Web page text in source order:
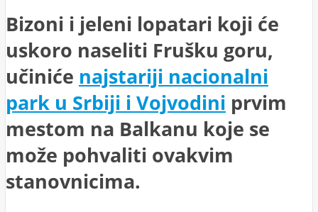
Bizoni i jeleni lopatari koji će
uskoro naseliti Frušku goru,
učiniće najstariji nacionalni
park u Srbiji i Vojvodini prvim
mestom na Balkanu koje se
može pohvaliti ovakvim
stanovnicima.